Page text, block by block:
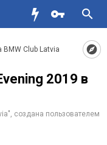
Club Latvia
2019 в
", создана пользователем